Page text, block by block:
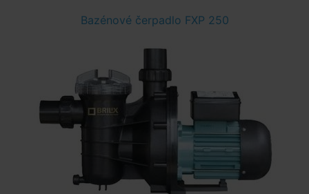
Bazénové čerpadlo FXP 250